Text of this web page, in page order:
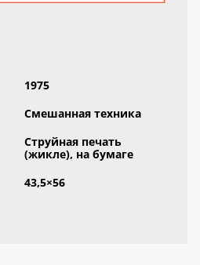
1975
Смешанная техника
Струйная печать
(жикле), на бумаге
43,5×56